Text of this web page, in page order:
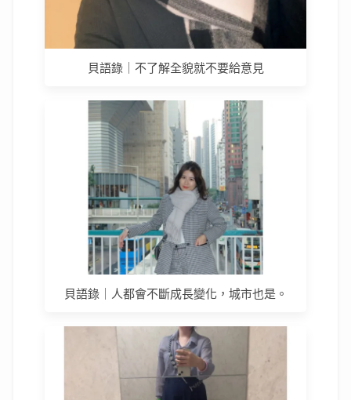
貝語錄｜不了解全貌就不要給意見
貝語錄｜人都會不斷成長變化，城市也是。